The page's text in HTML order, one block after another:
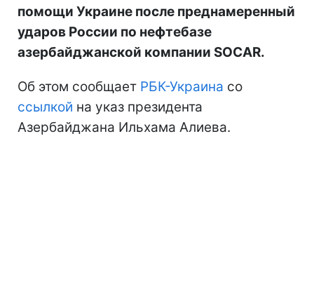
помощи Украине после преднамеренный
ударов России по нефтебазе
азербайджанской компании SOCAR.
Об этом сообщает РБК-Украина со
ссылкой на указ президента
Азербайджана Ильхама Алиева.